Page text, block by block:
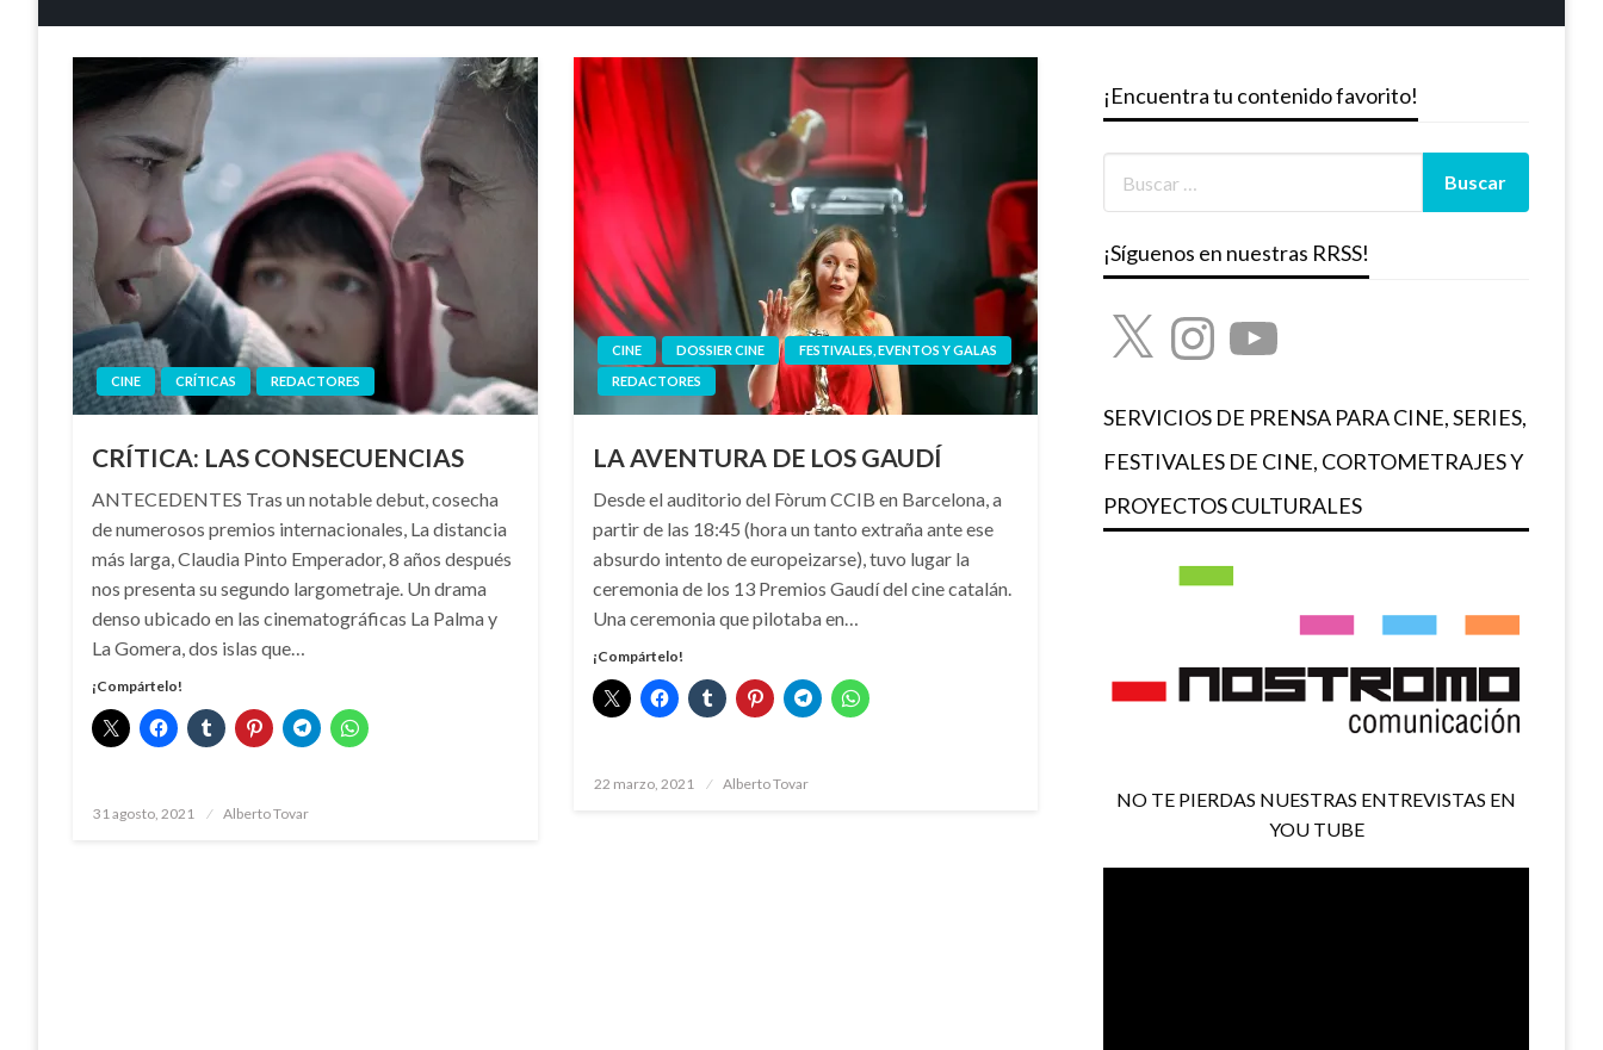
CINE CRÍTICAS REDACTORES
CRÍTICA: LAS CONSECUENCIAS
ANTECEDENTES Tras un notable debut, cosecha
de numerosos premios internacionales, La distancia
más larga, Claudia Pinto Emperador, 8 años después
nos presenta su segundo largometraje. Un drama
denso ubicado en las cinematográficas La Palma y
La Gomera, dos islas que…
¡Compártelo!
Publicado
31 agosto, 2021 Alberto Tovar
CINE DOSSIER CINE
FESTIVALES, EVENTOS Y GALAS
REDACTORES
LA AVENTURA DE LOS GAUDÍ
Desde el auditorio del Fòrum CCIB en Barcelona, a
partir de las 18:45 (hora un tanto extraña ante ese
absurdo intento de europeizarse), tuvo lugar la
ceremonia de los 13 Premios Gaudí del cine catalán.
Una ceremonia que pilotaba en…
¡Compártelo!
Publicado
22 marzo, 2021 Alberto Tovar
¡Encuentra tu contenido favorito!
¡Síguenos en nuestras RRSS!
X InstagramYouTube
SERVICIOS DE PRENSA PARA CINE, SERIES,
FESTIVALES DE CINE, CORTOMETRAJES Y
PROYECTOS CULTURALES
NO TE PIERDAS NUESTRAS ENTREVISTAS EN
YOU TUBE